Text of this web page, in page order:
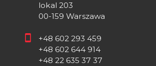
lokal 203
00-159 Warszawa
+48 602 293 459
+48 602 644 914
+48 22 635 37 37